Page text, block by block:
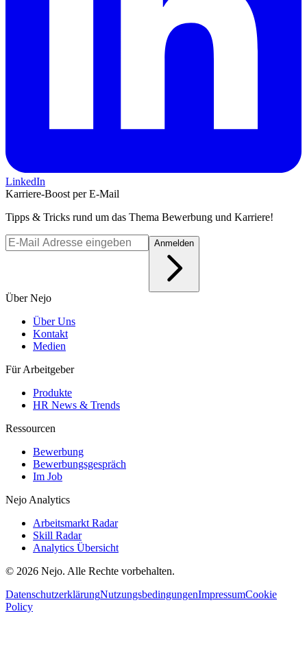
LinkedIn
Karriere-Boost per E-Mail
Tipps & Tricks rund um das Thema Bewerbung und Karriere!
Anmelden
Über Nejo
Über Uns
Kontakt
Medien
Für Arbeitgeber
Produkte
HR News & Trends
Ressourcen
Bewerbung
Bewerbungsgespräch
Im Job
Nejo Analytics
Arbeitsmarkt Radar
Skill Radar
Analytics Übersicht
© 2026 Nejo. Alle Rechte vorbehalten.
DatenschutzerklärungNutzungsbedingungenImpressumCookie
Policy